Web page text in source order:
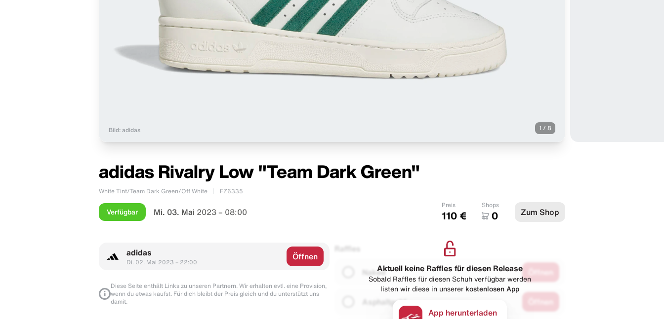
Bild: adidas 1 / 8
adidas Rivalry Low "Team Dark Green"
White Tint/Team Dark Green/Off White FZ6335
Verfügbar Mi. 03. Mai 2023 – 08:00
Preis
110 €
Shops
0 Zum Shop
adidas
Di. 02. Mai 2023 – 22:00
Öffnen
Diese Seite enthält Links zu unseren Partnern. Wir erhalten evtl. eine Provision,
wenn du etwas kaufst. Für dich bleibt der Preis gleich und du unterstützt uns
damit.
Raffles
Naked
Asphaltgold
Aktuell keine Raffles für diesen Release
Sobald Raffles für diesen Schuh verfügbar werden
listen wir diese in unserer kostenlosen App
App herunterladen